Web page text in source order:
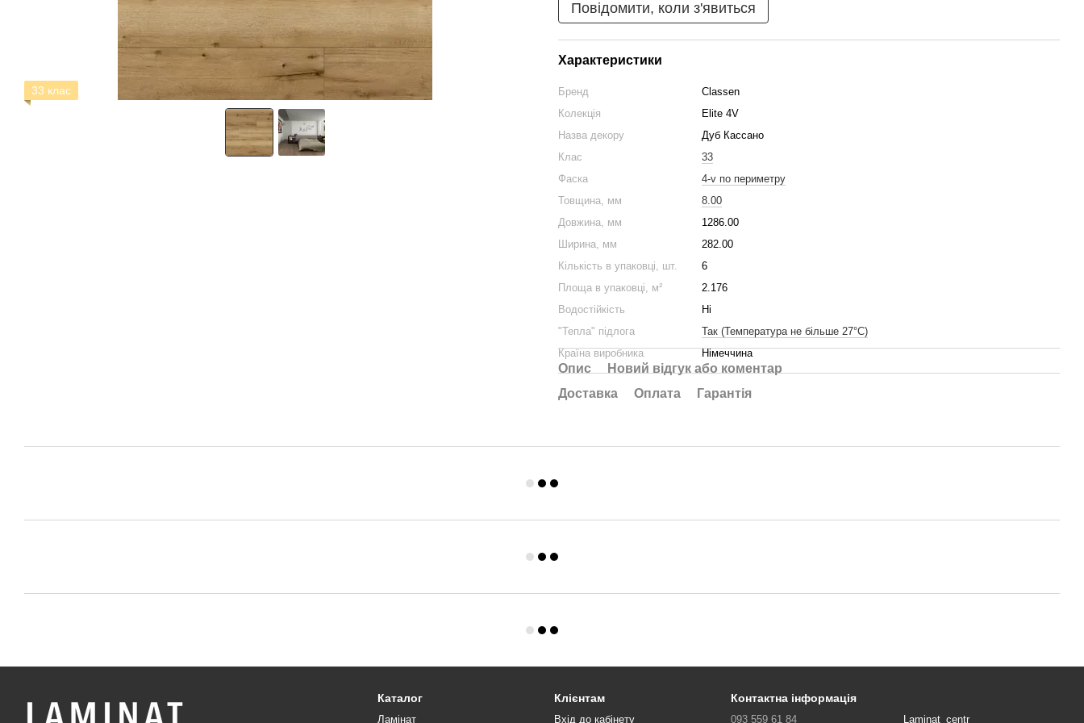
33 клас
Повідомити, коли з'явиться
Характеристики
Бренд
Classen
Колекція
Elite 4V
Назва декору
Дуб Кассано
Клас
33
Фаска
4-v по периметру
Товщина, мм
8.00
Довжина, мм
1286.00
Ширина, мм
282.00
Кількість в упаковці, шт.
6
Площа в упаковці, м²
2.176
Водостійкість
Ні
"Тепла" підлога
Так (Температура не більше 27°C)
Країна виробника
Німеччина
Опис
Новий відгук або коментар
Доставка
Оплата Гарантія
Каталог
Ламінат
Клієнтам
Вхід до кабінету
Контактна інформація
093 559 61 84 Laminat_centr